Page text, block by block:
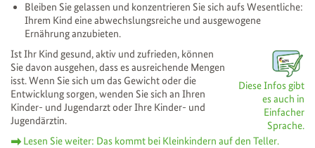
Bleiben Sie gelassen und konzentrieren Sie sich aufs Wesentliche:
Ihrem Kind eine abwechslungsreiche und ausgewogene
Ernährung anzubieten.
Diese Infos gibt
es auch in
Einfacher
Sprache.
Ist Ihr Kind gesund, aktiv und zufrieden, können
Sie davon ausgehen, dass es ausreichende Mengen
isst. Wenn Sie sich um das Gewicht oder die
Entwicklung sorgen, wenden Sie sich an Ihren
Kinder- und Jugendarzt oder Ihre Kinder- und
Jugendärztin.
Lesen Sie weiter: Das kommt bei Kleinkindern auf den Teller.